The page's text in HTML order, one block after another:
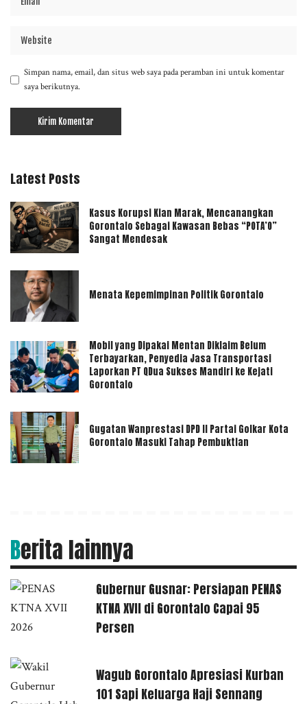
Simpan nama, email, dan situs web saya pada peramban ini untuk komentar
saya berikutnya.
Latest Posts
Kasus Korupsi Kian Marak, Mencanangkan
Gorontalo Sebagai Kawasan Bebas “POTA’O”
Sangat Mendesak
Menata Kepemimpinan Politik Gorontalo
Mobil yang Dipakai Mentan Diklaim Belum
Terbayarkan, Penyedia Jasa Transportasi
Laporkan PT QDua Sukses Mandiri ke Kejati
Gorontalo
Gugatan Wanprestasi DPD II Partai Golkar Kota
Gorontalo Masuki Tahap Pembuktian
Berita lainnya
Gubernur Gusnar: Persiapan PENAS
KTNA XVII di Gorontalo Capai 95
Persen
Wagub Gorontalo Apresiasi Kurban
101 Sapi Keluarga Haji Sennang